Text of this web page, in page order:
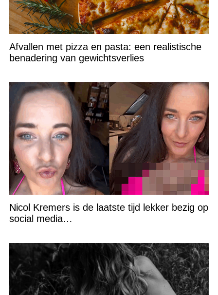
Afvallen met pizza en pasta: een realistische
benadering van gewichtsverlies
Nicol Kremers is de laatste tijd lekker bezig op
social media…